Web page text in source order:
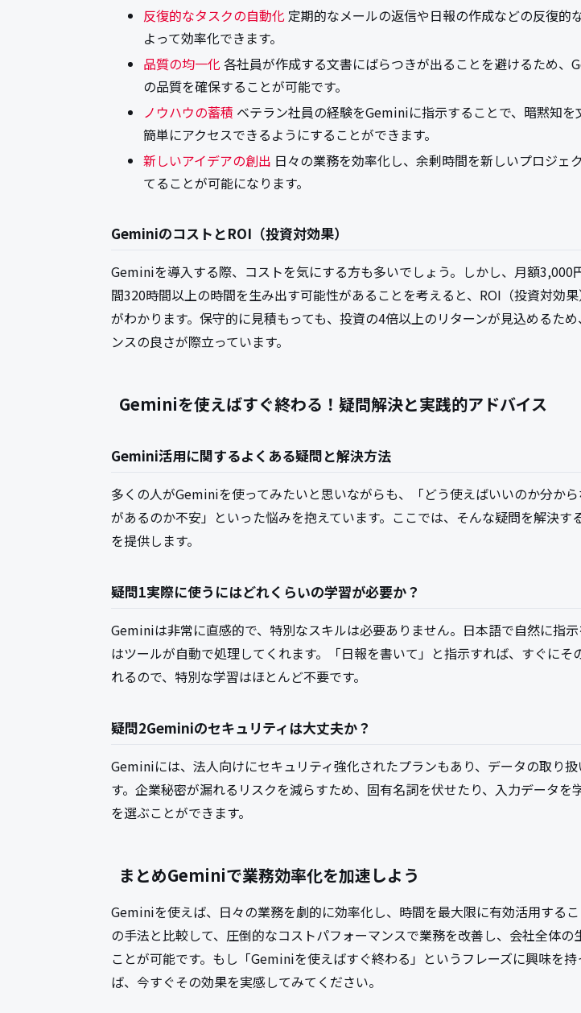
反復的なタスクの自動化 定期的なメールの返信や日報の作成などの反復的
よって効率化できます。
品質の均一化 各社員が作成する文書にばらつきが出ることを避けるため、
の品質を確保することが可能です。
ノウハウの蓄積 ベテラン社員の経験をGeminiに指示することで、暗黙知を
簡単にアクセスできるようにすることができます。
新しいアイデアの創出 日々の業務を効率化し、余剰時間を新しいプロジェ
てることが可能になります。
GeminiのコストとROI（投資対効果）
Geminiを導入する際、コストを気にする方も多いでしょう。しかし、月額3,000
間320時間以上の時間を生み出す可能性があることを考えると、ROI（投資対効
がわかります。保守的に見積もっても、投資の4倍以上のリターンが見込めるた
ンスの良さが際立っています。
Geminiを使えばすぐ終わる！疑問解決と実践的アドバイス
Gemini活用に関するよくある疑問と解決方法
多くの人がGeminiを使ってみたいと思いながらも、「どう使えばいいのか分か
があるのか不安」といった悩みを抱えています。ここでは、そんな疑問を解決す
を提供します。
疑問1実際に使うにはどれくらいの学習が必要か？
Geminiは非常に直感的で、特別なスキルは必要ありません。日本語で自然に指
はツールが自動で処理してくれます。「日報を書いて」と指示すれば、すぐにそ
れるので、特別な学習はほとんど不要です。
疑問2Geminiのセキュリティは大丈夫か？
Geminiには、法人向けにセキュリティ強化されたプランもあり、データの取り
す。企業秘密が漏れるリスクを減らすため、固有名詞を伏せたり、入力データを
を選ぶことができます。
まとめGeminiで業務効率化を加速しよう
Geminiを使えば、日々の業務を劇的に効率化し、時間を最大限に有効活用する
の手法と比較して、圧倒的なコストパフォーマンスで業務を改善し、会社全体の
ことが可能です。もし「Geminiを使えばすぐ終わる」というフレーズに興味を
ば、今すぐその効果を実感してみてください。